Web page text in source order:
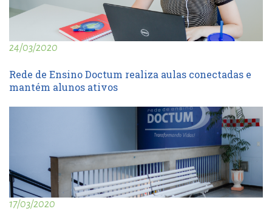
24/03/2020
Rede de Ensino Doctum realiza aulas conectadas e
mantém alunos ativos
17/03/2020